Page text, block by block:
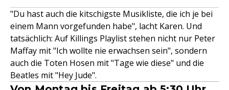
"Du hast auch die kitschigste Musikliste, die ich je bei
einem Mann vorgefunden habe", lacht Karen. Und
tatsächlich: Auf Killings Playlist stehen nicht nur Peter
Maffay mit "Ich wollte nie erwachsen sein", sondern
auch die Toten Hosen mit "Tage wie diese" und die
Beatles mit "Hey Jude".